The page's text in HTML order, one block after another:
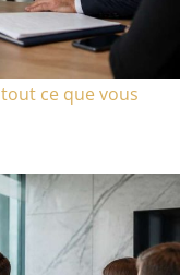
ce que vous